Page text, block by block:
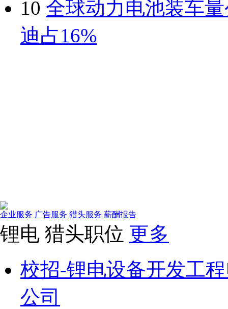
10 全球动力电池装车
迪占16%
企业服务 广告服务 猎头服务 薪酬报告
锂电 猎头职位 更多
校招-锂电设备开发工
公司